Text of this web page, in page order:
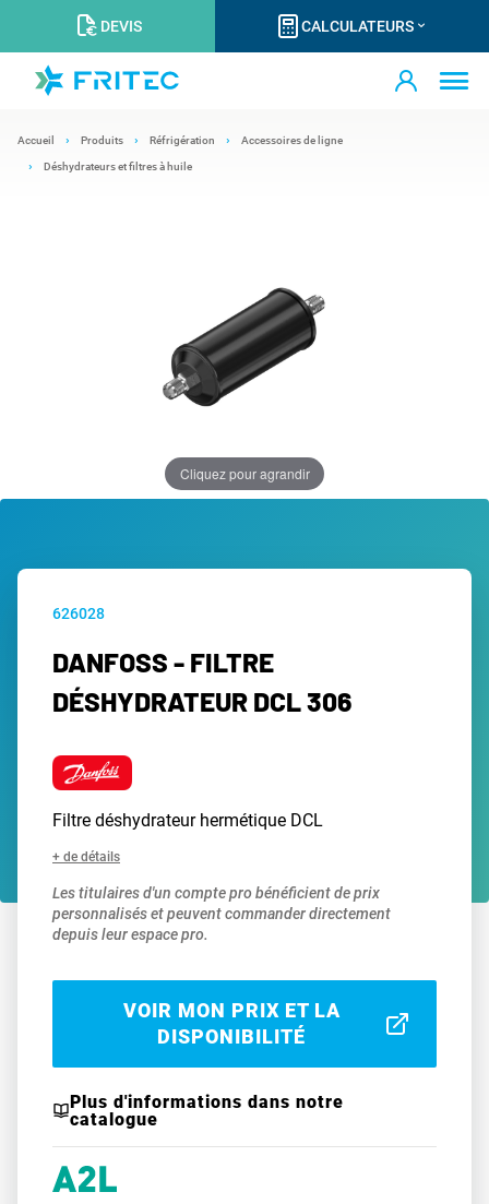
DEVIS CALCULATEURS
Accueil Produits Réfrigération Accessoires de ligne
Déshydrateurs et filtres à huile
Cliquez pour agrandir
626028
DANFOSS - FILTRE
DÉSHYDRATEUR DCL 306
Filtre déshydrateur hermétique DCL
+ de détails
Les titulaires d'un compte pro bénéficient de prix
personnalisés et peuvent commander directement
depuis leur espace pro.
VOIR MON PRIX ET LA
DISPONIBILITÉ
Plus d'informations dans notre
catalogue